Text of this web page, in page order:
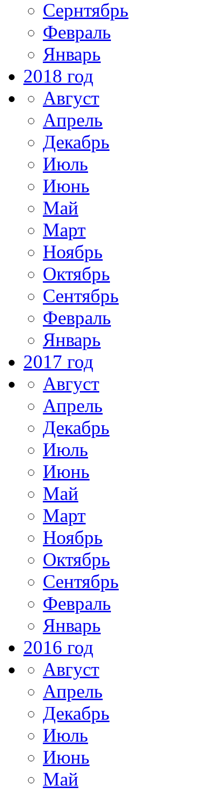
Сернтябрь
Февраль
Январь
2018 год
Август
Апрель
Декабрь
Июль
Июнь
Май
Март
Ноябрь
Октябрь
Сентябрь
Февраль
Январь
2017 год
Август
Апрель
Декабрь
Июль
Июнь
Май
Март
Ноябрь
Октябрь
Сентябрь
Февраль
Январь
2016 год
Август
Апрель
Декабрь
Июль
Июнь
Май